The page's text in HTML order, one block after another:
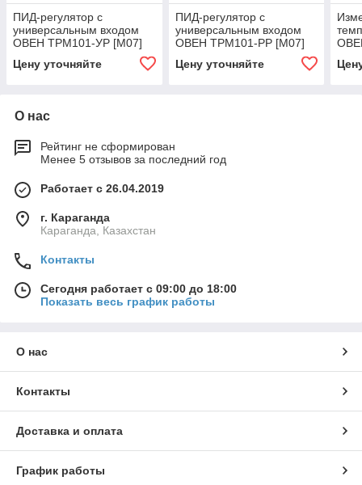
ПИД-регулятор с
универсальным входом
ОВЕН ТРМ101-УР [М07]
Цену уточняйте
ПИД-регулятор с
универсальным входом
ОВЕН ТРМ101-РР [М07]
Цену уточняйте
О нас
Рейтинг не сформирован
Менее 5 отзывов за последний год
Работает с 26.04.2019
г. Караганда
Караганда, Казахстан
Контакты
Сегодня работает с 09:00 до 18:00
Показать весь график работы
О нас
Контакты
Доставка и оплата
График работы